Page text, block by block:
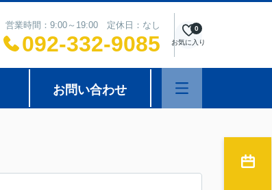
営業時間：9:00～19:00 定休日：なし
092-332-9085 お気に入り
0
お問い合わせ